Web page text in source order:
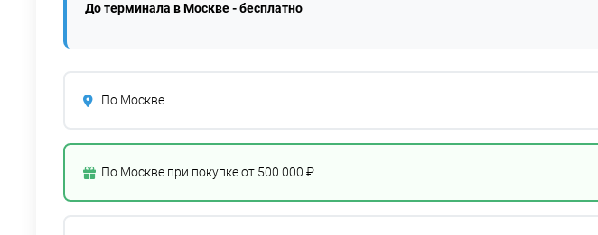
До терминала в Москве - бесплатно
По Москве
По Москве при покупке от 500 000 ₽